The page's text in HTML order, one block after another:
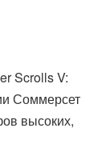
Scrolls V:
Соммерсет
высоких,